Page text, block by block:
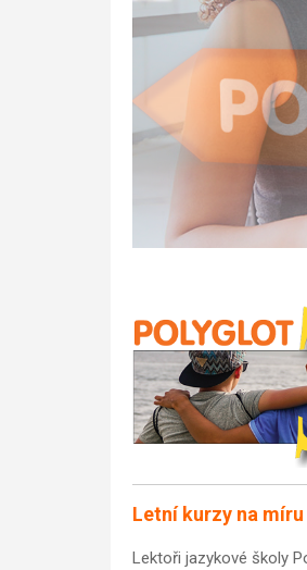
Letní kurzy na míru
Lektoři jazykové školy